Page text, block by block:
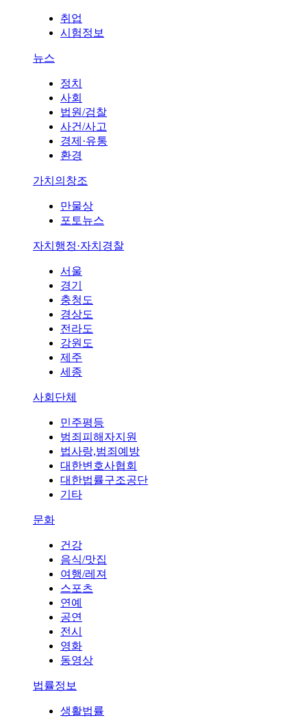
취업
시험정보
뉴스
정치
사회
법원/검찰
사건/사고
경제·유통
환경
가치의창조
만물상
포토뉴스
자치행정·자치경찰
서울
경기
충청도
경상도
전라도
강원도
제주
세종
사회단체
민주평등
범죄피해자지원
법사랑,범죄예방
대한변호사협회
대한법률구조공단
기타
문화
건강
음식/맛집
여행/레져
스포츠
연예
공연
전시
영화
동영상
법률정보
생활법률